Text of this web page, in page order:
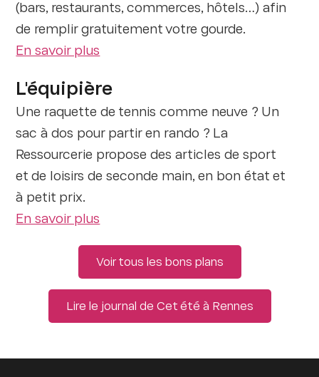
(bars, restaurants, commerces, hôtels…) afin
de remplir gratuitement votre gourde.
En savoir plus
L'équipière
Une raquette de tennis comme neuve ? Un
sac à dos pour partir en rando ? La
Ressourcerie propose des articles de sport
et de loisirs de seconde main, en bon état et
à petit prix.
En savoir plus
Voir tous les bons plans
Lire le journal de Cet été à Rennes